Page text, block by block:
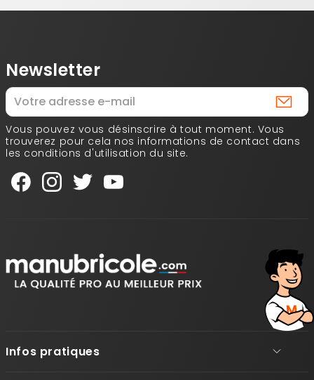
Newsletter
Vous pouvez vous désinscrire à tout moment. Vous
trouverez pour cela nos informations de contact dans
les conditions d'utilisation du site.
Infos pratiques